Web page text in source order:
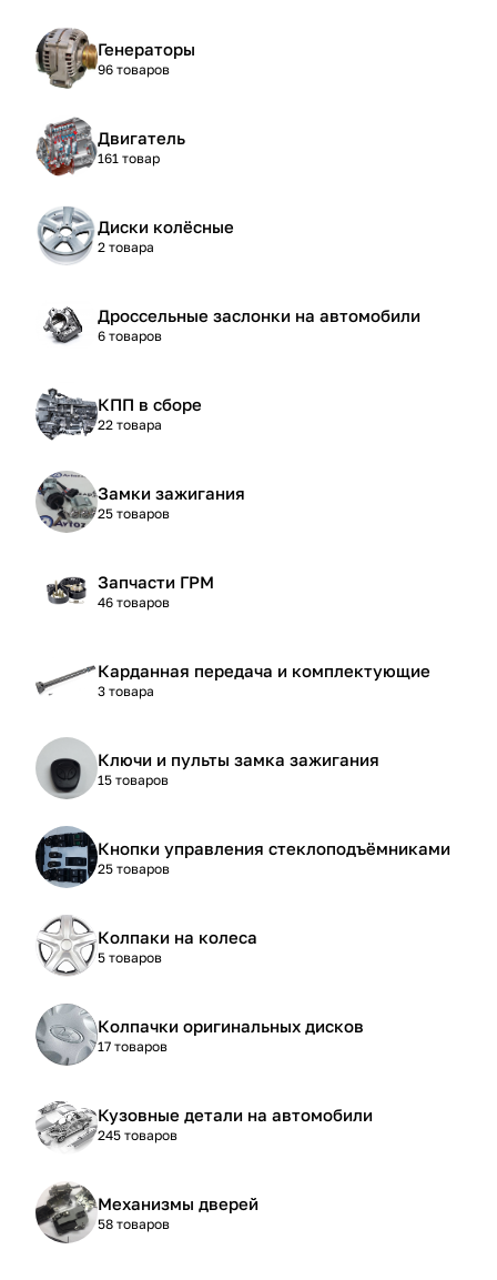
Генераторы
96 товаров
Двигатель
161 товар
Диски колёсные
2 товара
Дроссельные заслонки на автомобили
6 товаров
КПП в сборе
22 товара
Замки зажигания
25 товаров
Запчасти ГРМ
46 товаров
Карданная передача и комплектующие
3 товара
Ключи и пульты замка зажигания
15 товаров
Кнопки управления стеклоподъёмниками
25 товаров
Колпаки на колеса
5 товаров
Колпачки оригинальных дисков
17 товаров
Кузовные детали на автомобили
245 товаров
Механизмы дверей
58 товаров